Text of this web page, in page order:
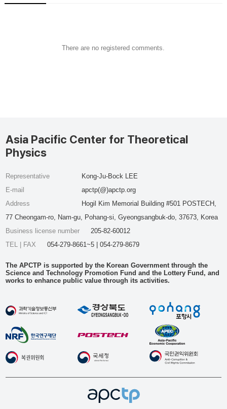
There are no registered comments.
Asia Pacific Center for Theoretical
Physics
Representative
Kong-Ju-Bock LEE
E-mail
apctp(@)apctp.org
Address
Hogil Kim Memorial Building #501 POSTECH,
77 Cheongam-ro, Nam-gu, Pohang-si, Gyeongsangbuk-do, 37673, Korea
Business license number
205-82-60012
TEL | FAX
054-279-8661~5 | 054-279-8679
The APCTP is supported by the Korean Government through the
Science and Technology Promotion Fund and the Lottery Fund, and
works to enhance public value through its activities.